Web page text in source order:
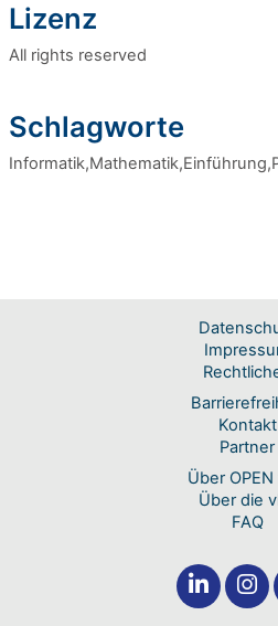
Lizenz
All rights reserved
Schlagworte
Kontakt
Partner
Über
Über die
FAQ